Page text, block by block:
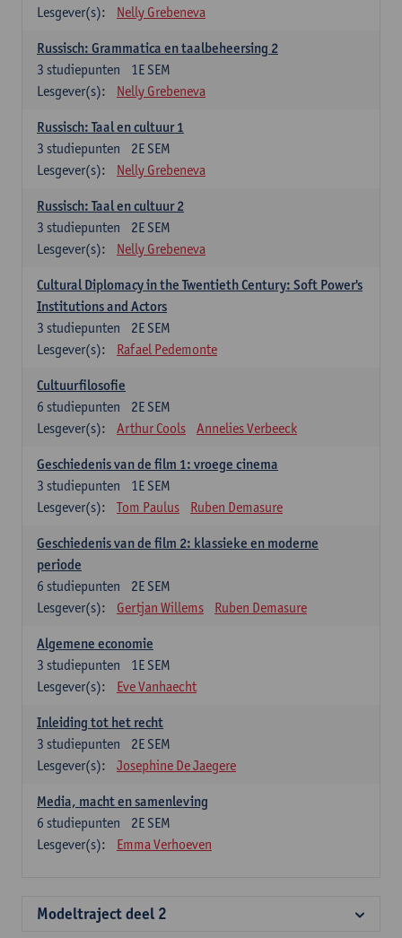
Lesgever(s):
Nelly Grebeneva
Russisch: Grammatica en taalbeheersing 2
1E SEM
3 studiepunten
Lesgever(s):
Nelly Grebeneva
Russisch: Taal en cultuur 1
2E SEM
3 studiepunten
Lesgever(s):
Nelly Grebeneva
Russisch: Taal en cultuur 2
2E SEM
3 studiepunten
Lesgever(s):
Nelly Grebeneva
Cultural Diplomacy in the Twentieth Century: Soft Power's
Institutions and Actors
2E SEM
3 studiepunten
Lesgever(s):
Rafael Pedemonte
Cultuurfilosofie
2E SEM
6 studiepunten
Lesgever(s):
Arthur Cools Annelies Verbeeck
Geschiedenis van de film 1: vroege cinema
1E SEM
3 studiepunten
Lesgever(s):
Tom Paulus Ruben Demasure
Geschiedenis van de film 2: klassieke en moderne
periode
2E SEM
6 studiepunten
Lesgever(s):
Gertjan Willems Ruben Demasure
Algemene economie
1E SEM
3 studiepunten
Lesgever(s):
Eve Vanhaecht
Inleiding tot het recht
2E SEM
3 studiepunten
Lesgever(s):
Josephine De Jaegere
Media, macht en samenleving
2E SEM
6 studiepunten
Lesgever(s):
Emma Verhoeven
Modeltraject deel 2